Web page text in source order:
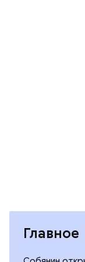
Главное